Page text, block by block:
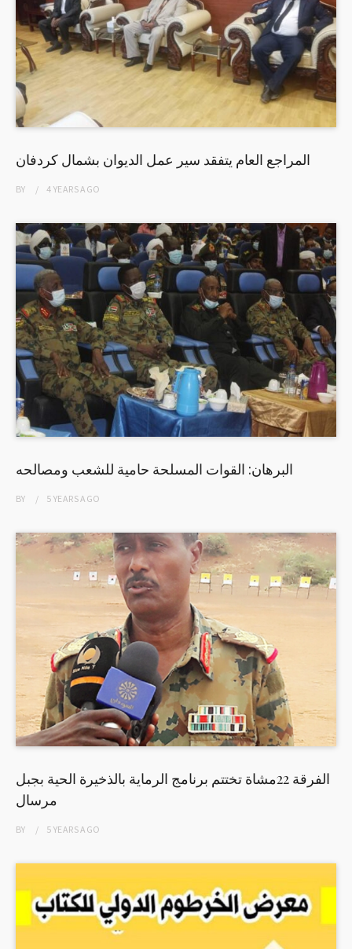
المراجع العام يتفقد سير عمل الديوان بشمال كردفان
BY 4 YEARSAGO
البرهان: القوات المسلحة حامية للشعب ومصالحه
BY 5 YEARSAGO
الفرقة 22مشاة تختتم برنامج الرماية بالذخيرة الحية بجبل
مرسال
BY 5 YEARSAGO